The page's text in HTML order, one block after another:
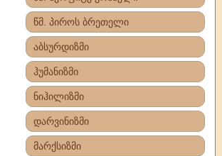
წმ. პიროს ბრეთელი
აბსურდიზმი
ჰუმანიზმი
ნიჰილიზმი
დარვინიზმი
მარქსიზმი